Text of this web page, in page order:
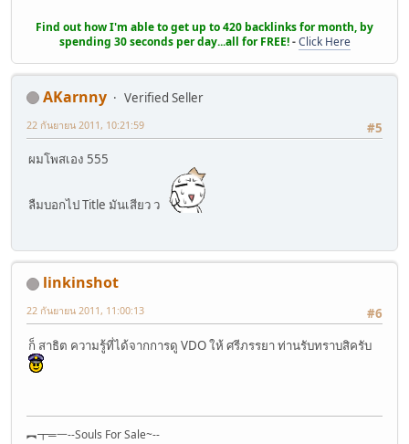
Find out how I'm able to get up to 420 backlinks for month, by
spending 30 seconds per day...all for FREE!-Click Here
AKarnny
Verified Seller
#5
22 กันยายน 2011, 10:21:59
ผมโพสเอง 555
ลืมบอกไป Title มันเสียว ว
linkinshot
#6
22 กันยายน 2011, 11:00:13
ก็ สาธิต ความรู้ที่ได้จากการดู VDO ให้ ศรีภรรยา ท่านรับทราบสิครับ
︻┳═一--Souls For Sale~--